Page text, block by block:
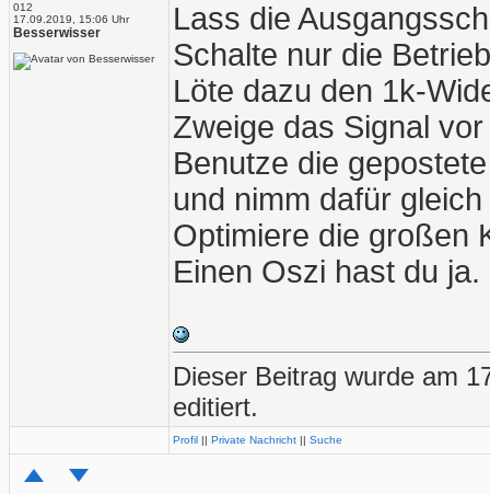
012
17.09.2019, 15:06 Uhr
Besserwisser
Lass die
Schalte nur die
Löte dazu den 1k-
Zweige das Signal
Benutze die
und nimm dafür
Optimiere die großen
Einen Oszi hast du ja.
Dieser Beitrag wurde am
editiert.
Profil || Private Nachricht || Suche